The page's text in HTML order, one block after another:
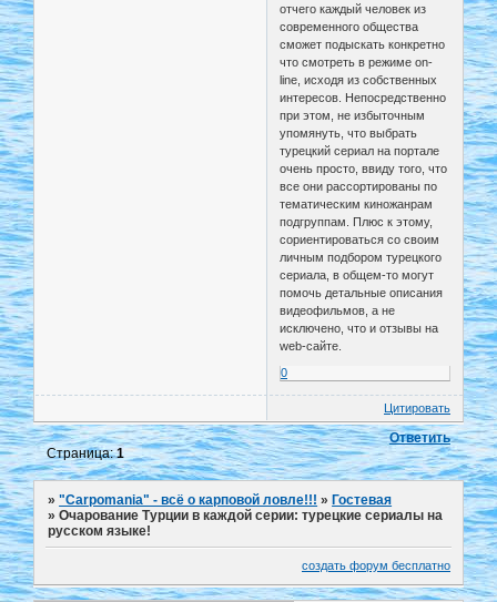
отчего каждый человек из
современного общества
сможет подыскать конкретно
что смотреть в режиме on-
line, исходя из собственных
интересов. Непосредственно
при этом, не избыточным
упомянуть, что выбрать
турецкий сериал на портале
очень просто, ввиду того, что
все они рассортированы по
тематическим киножанрам
подгруппам. Плюс к этому,
сориентироваться со своим
личным подбором турецкого
сериала, в общем-то могут
помочь детальные описания
видеофильмов, а не
исключено, что и отзывы на
web-сайте.
0
Цитировать
Ответить
Страница:1
»"Carpomania" - всё о карповой ловле!!! »Гостевая
»Очарование Турции в каждой серии: турецкие сериалы на
русском языке!
создать форум бесплатно